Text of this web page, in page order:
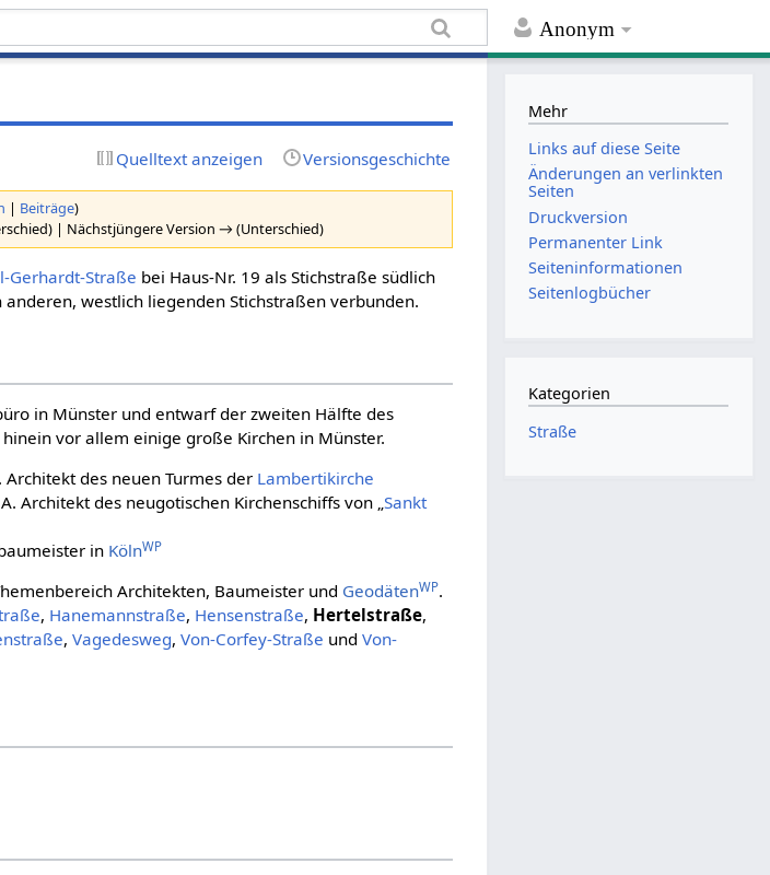
Anonym
Quelltext anzeigen Versionsgeschichte
| Beiträge)
| Nächstjüngere Version → (Unterschied)
Gerhardt-Straße bei Haus-Nr. 19 als Stichstraße südlich
westlich liegenden Stichstraßen verbunden.
in Münster und entwarf der zweiten Hälfte des
vor allem einige große Kirchen in Münster.
Architekt des neuen Turmes der Lambertikirche
Architekt des neugotischen Kirchenschiffs von „Sankt
in KölnWP
Architekten, Baumeister und GeodätenWP.
, Hanemannstraße, Hensenstraße, Hertelstraße,
,Vagedesweg,Von-Corfey-Straße undVon-
Mehr
Links auf diese Seite
Änderungen an verlinkten
Seiten
Druckversion
Permanenter Link
Seiten­informationen
Seitenlogbücher
Kategorien
Straße